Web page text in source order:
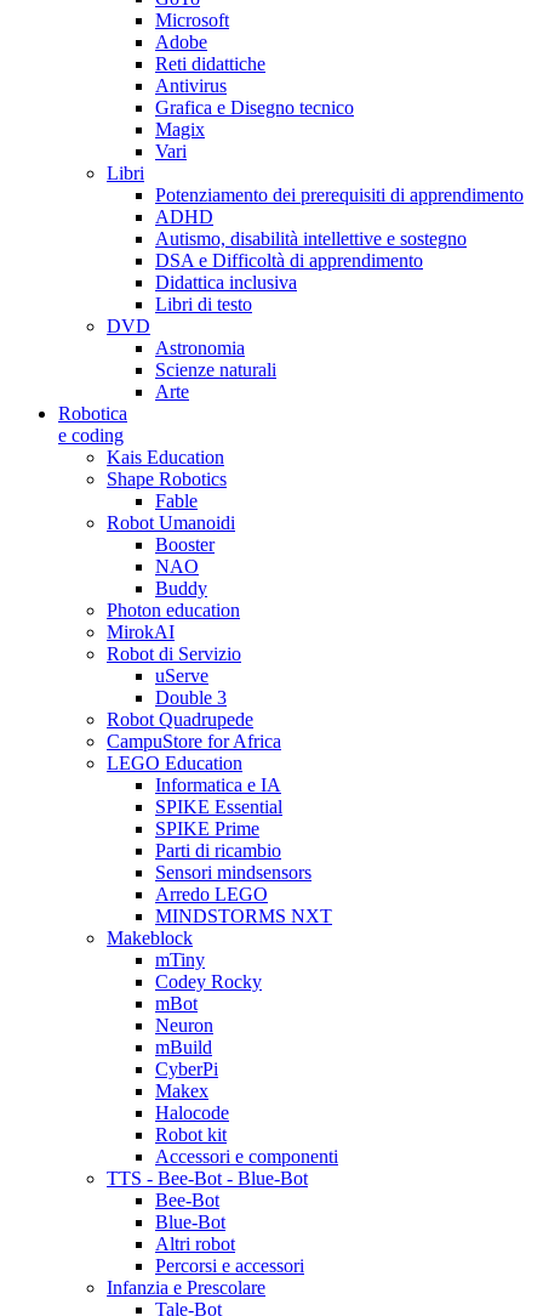
Microsoft
Adobe
Reti didattiche
Antivirus
Grafica e Disegno tecnico
Magix
Vari
Libri
Potenziamento dei prerequisiti di apprendimento
ADHD
Autismo, disabilità intellettive e sostegno
DSA e Difficoltà di apprendimento
Didattica inclusiva
Libri di testo
DVD
Astronomia
Scienze naturali
Arte
Robotica
e coding
Kais Education
Shape Robotics
Fable
Robot Umanoidi
Booster
NAO
Buddy
Photon education
MirokAI
Robot di Servizio
uServe
Double 3
Robot Quadrupede
CampuStore for Africa
LEGO Education
Informatica e IA
SPIKE Essential
SPIKE Prime
Parti di ricambio
Sensori mindsensors
Arredo LEGO
MINDSTORMS NXT
Makeblock
mTiny
Codey Rocky
mBot
Neuron
mBuild
CyberPi
Makex
Halocode
Robot kit
Accessori e componenti
TTS - Bee-Bot - Blue-Bot
Bee-Bot
Blue-Bot
Altri robot
Percorsi e accessori
Infanzia e Prescolare
Tale-Bot